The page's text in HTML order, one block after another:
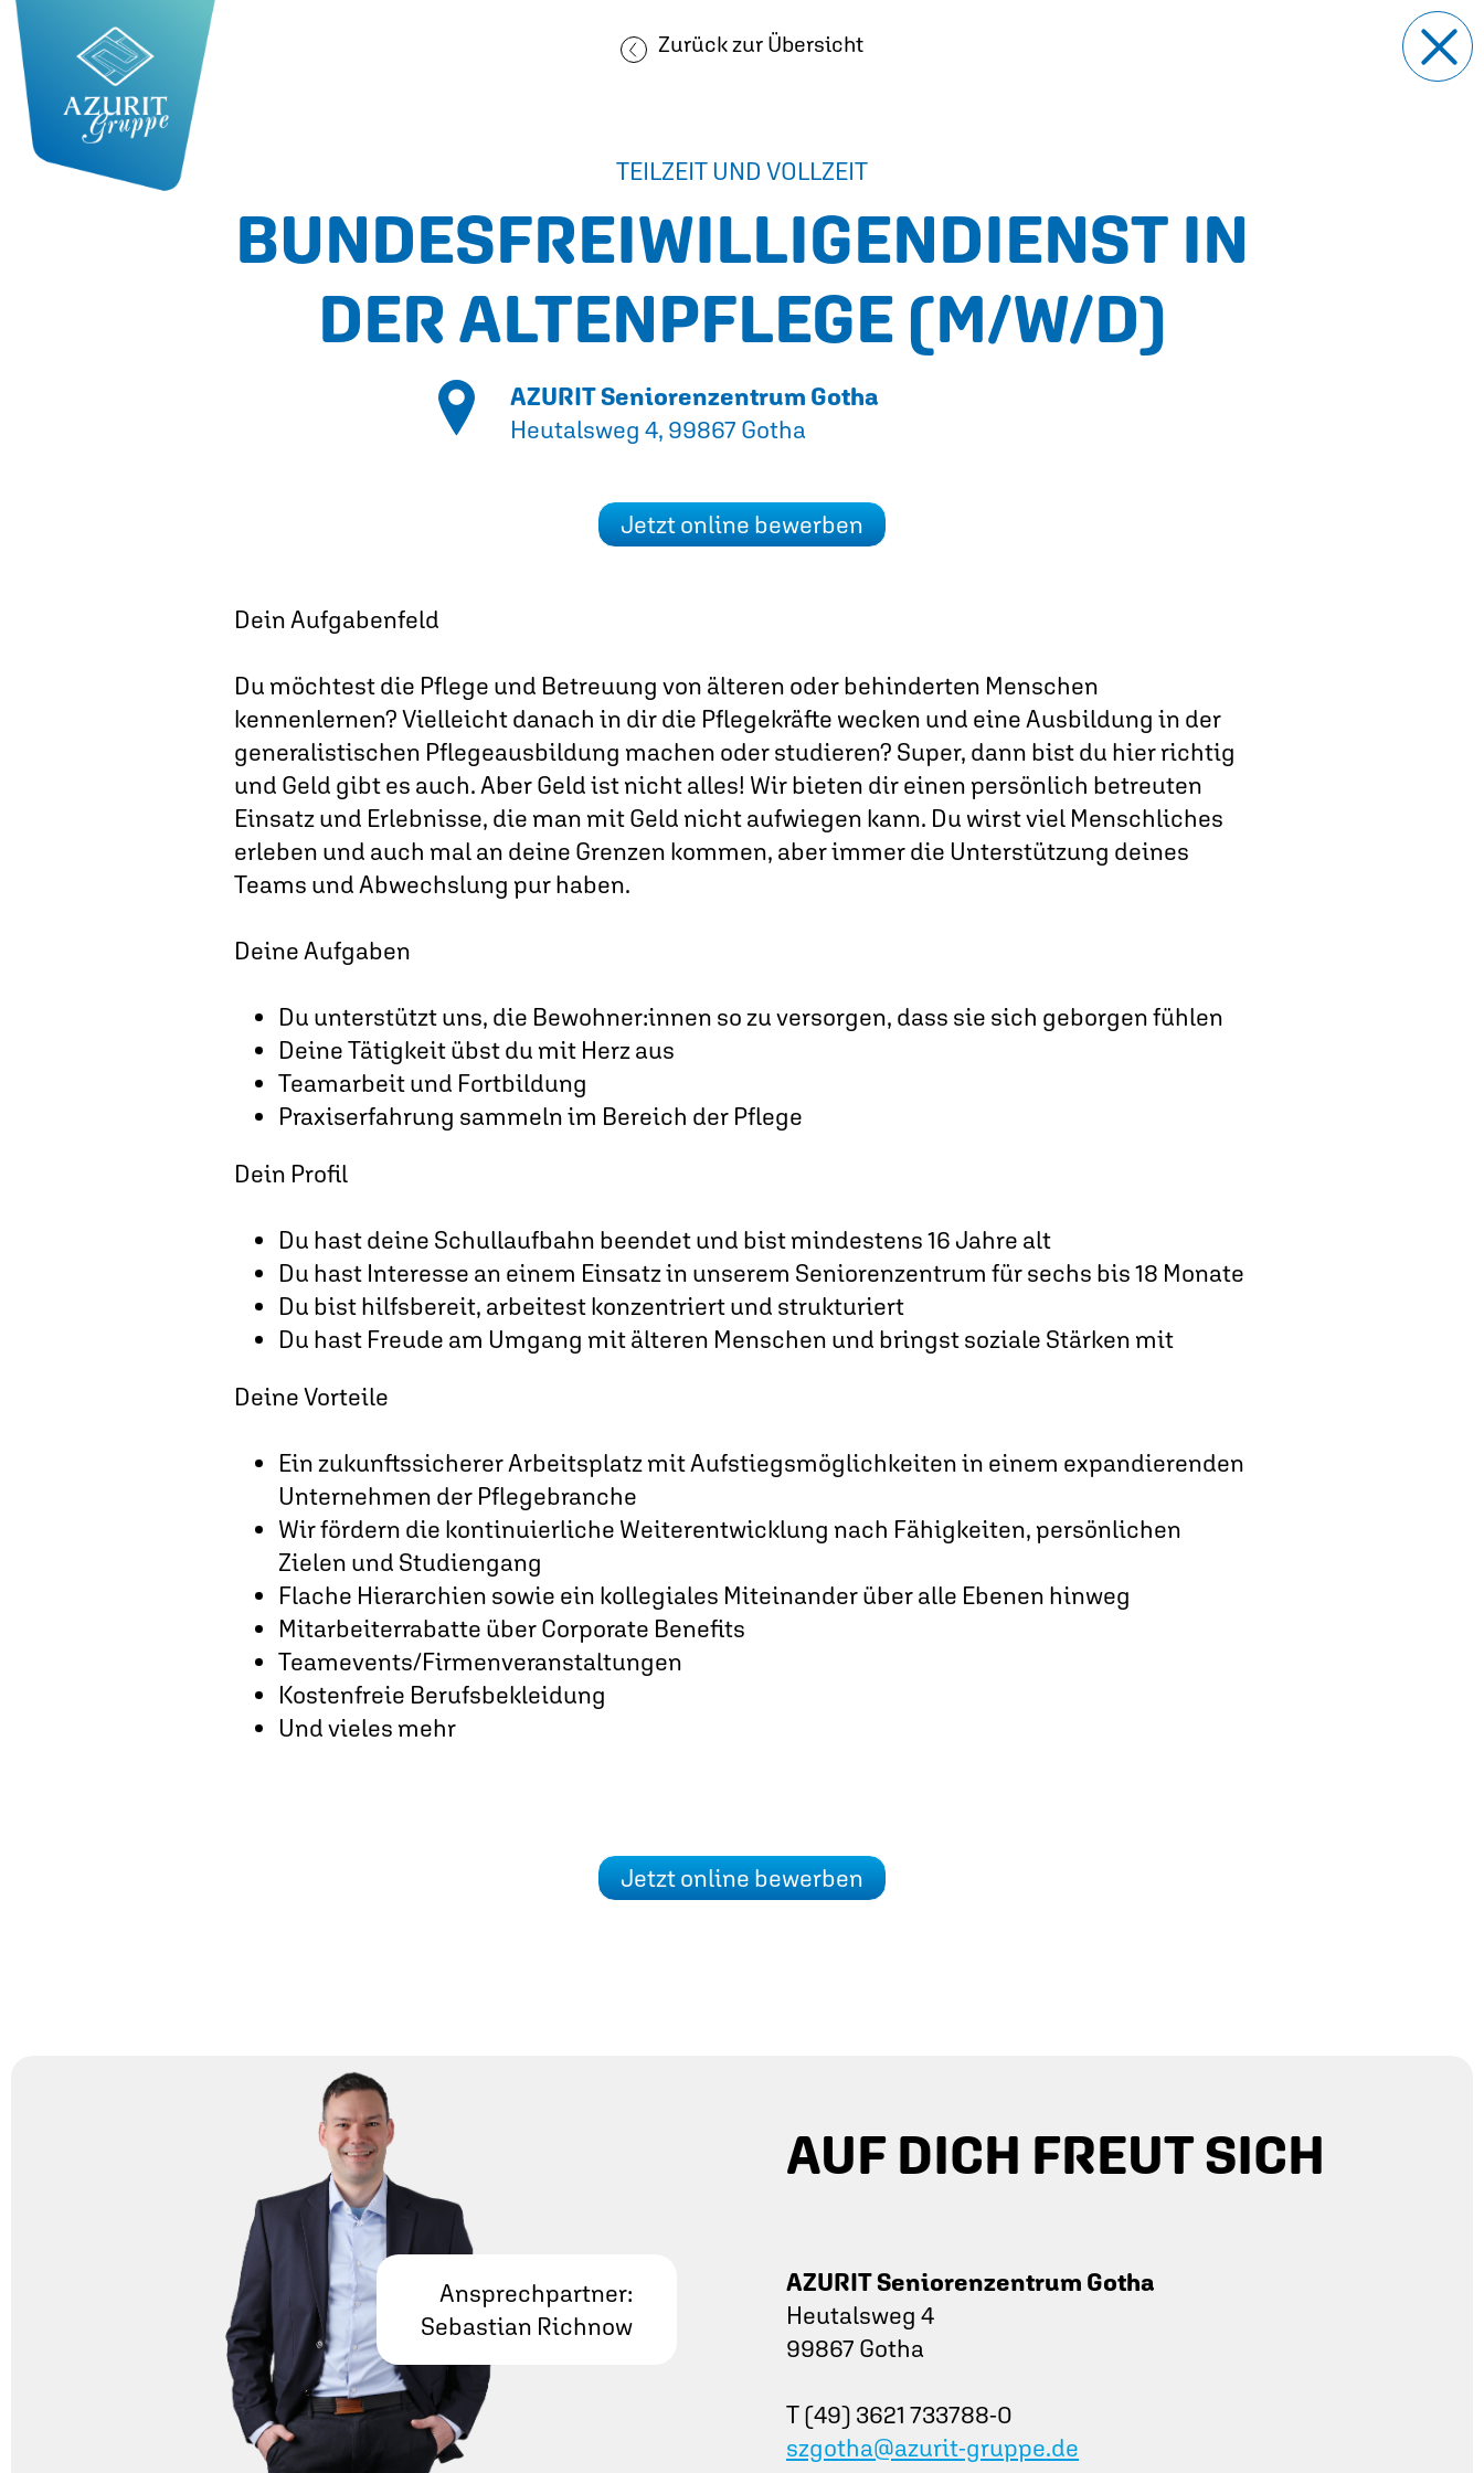
Zurück zur Übersicht
TEILZEIT UND VOLLZEIT
BUNDESFREIWILLIGENDIENST IN
DER ALTENPFLEGE (M/W/D)
AZURIT Seniorenzentrum Gotha
Heutalsweg 4, 99867 Gotha
Jetzt online bewerben
Dein Aufgabenfeld
Du möchtest die Pflege und Betreuung von älteren oder behinderten Menschen
kennenlernen? Vielleicht danach in dir die Pflegekräfte wecken und eine Ausbildung in der
generalistischen Pflegeausbildung machen oder studieren? Super, dann bist du hier richtig
und Geld gibt es auch. Aber Geld ist nicht alles! Wir bieten dir einen persönlich betreuten
Einsatz und Erlebnisse, die man mit Geld nicht aufwiegen kann. Du wirst viel Menschliches
erleben und auch mal an deine Grenzen kommen, aber immer die Unterstützung deines
Teams und Abwechslung pur haben.
Deine Aufgaben
Du unterstützt uns, die Bewohner:innen so zu versorgen, dass sie sich geborgen fühlen
Deine Tätigkeit übst du mit Herz aus
Teamarbeit und Fortbildung
Praxiserfahrung sammeln im Bereich der Pflege
Dein Profil
Du hast deine Schullaufbahn beendet und bist mindestens 16 Jahre alt
Du hast Interesse an einem Einsatz in unserem Seniorenzentrum für sechs bis 18 Monate
Du bist hilfsbereit, arbeitest konzentriert und strukturiert
Du hast Freude am Umgang mit älteren Menschen und bringst soziale Stärken mit
Deine Vorteile
Ein zukunftssicherer Arbeitsplatz mit Aufstiegsmöglichkeiten in einem expandierenden
Unternehmen der Pflegebranche
Wir fördern die kontinuierliche Weiterentwicklung nach Fähigkeiten, persönlichen
Zielen und Studiengang
Flache Hierarchien sowie ein kollegiales Miteinander über alle Ebenen hinweg
Mitarbeiterrabatte über Corporate Benefits
Teamevents/Firmenveranstaltungen
Kostenfreie Berufsbekleidung
Und vieles mehr
Jetzt online bewerben
Ansprechpartner:
Sebastian Richnow
AUF DICH FREUT SICH
AZURIT Seniorenzentrum Gotha
Heutalsweg 4
99867 Gotha
T (49) 3621 733788-0
szgotha@azurit-gruppe.de